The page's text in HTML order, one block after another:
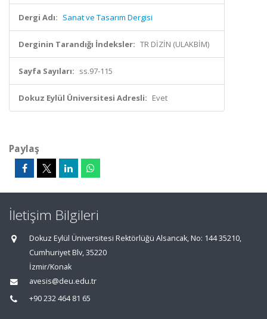
Dergi Adı: Sanat ve Tasarım Dergisi
Derginin Tarandığı İndeksler: TR DİZİN (ULAKBİM)
Sayfa Sayıları: ss.97-115
Dokuz Eylül Üniversitesi Adresli: Evet
Paylaş
İletişim Bilgileri
Dokuz Eylül Üniversitesi Rektörlüğü Alsancak, No: 144 35210,
Cumhuriyet Blv, 35220
İzmir/Konak
avesis@deu.edu.tr
+90 232 464 81 65